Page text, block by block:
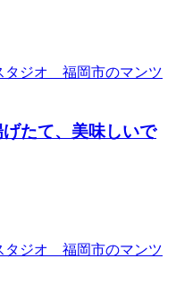
たて、美味しいで